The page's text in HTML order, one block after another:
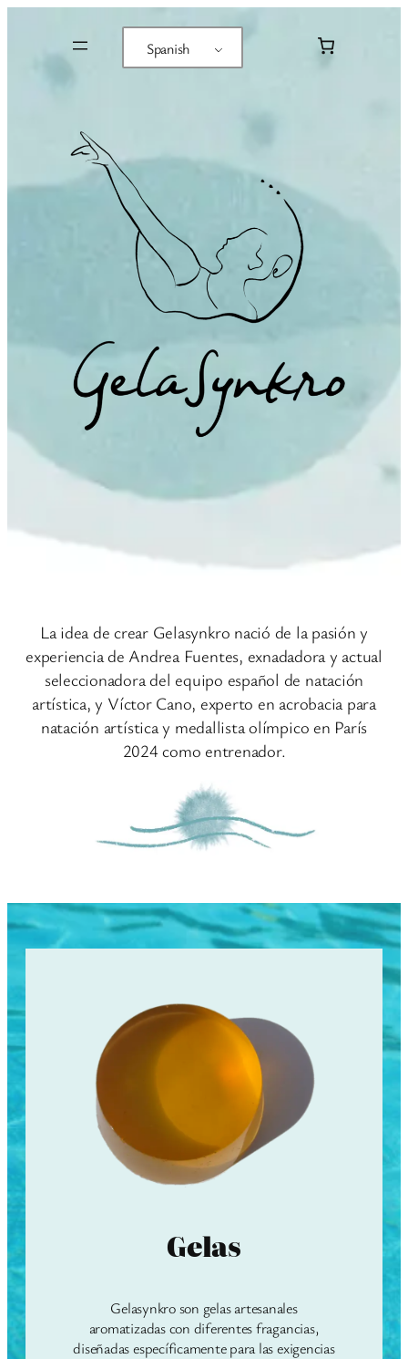
Spanish
La idea de crear Gelasynkro nació de la pasión y
experiencia de Andrea Fuentes, exnadadora y actual
seleccionadora del equipo español de natación
artística, y Víctor Cano, experto en acrobacia para
natación artística y medallista olímpico en París
2024 como entrenador.
Gelas
Gelasynkro son gelas artesanales
aromatizadas con diferentes fragancias,
diseñadas específicamente para las exigencias